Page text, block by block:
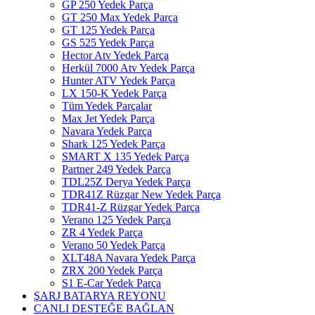
GP 250 Yedek Parça
GT 250 Max Yedek Parça
GT 125 Yedek Parça
GS 525 Yedek Parça
Hector Atv Yedek Parça
Herkül 7000 Atv Yedek Parça
Hunter ATV Yedek Parça
LX 150-K Yedek Parça
Tüm Yedek Parçalar
Max Jet Yedek Parça
Navara Yedek Parça
Shark 125 Yedek Parça
SMART X 135 Yedek Parça
Partner 249 Yedek Parça
TDL25Z Derya Yedek Parça
TDR41Z Rüzgar New Yedek Parça
TDR41-Z Rüzgar Yedek Parça
Verano 125 Yedek Parça
ZR 4 Yedek Parça
Verano 50 Yedek Parça
XLT48A Navara Yedek Parça
ZRX 200 Yedek Parça
S1 E-Car Yedek Parça
ŞARJ BATARYA REYONU
CANLI DESTEĞE BAĞLAN